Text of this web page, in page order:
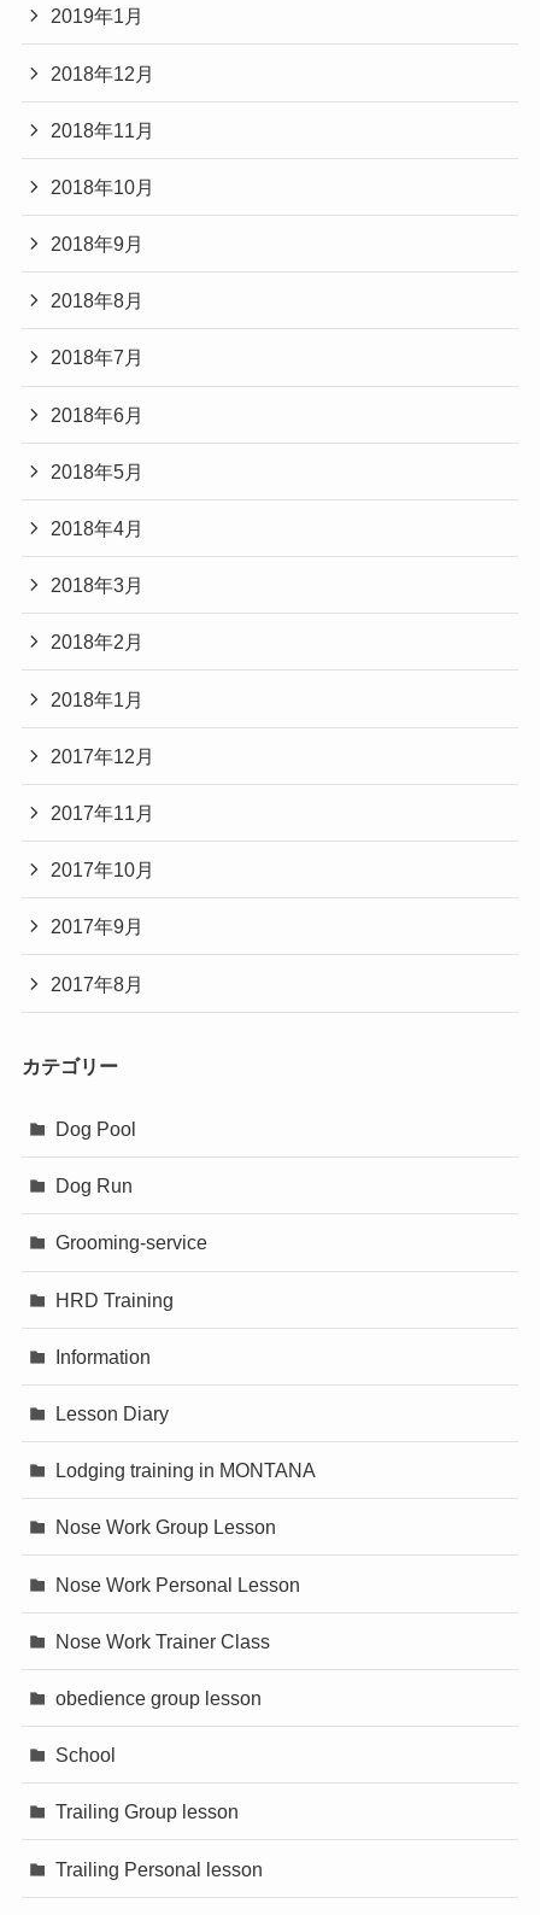
2019年1月
2018年12月
2018年11月
2018年10月
2018年9月
2018年8月
2018年7月
2018年6月
2018年5月
2018年4月
2018年3月
2018年2月
2018年1月
2017年12月
2017年11月
2017年10月
2017年9月
2017年8月
カテゴリー
Dog Pool
Dog Run
Grooming-service
HRD Training
Information
Lesson Diary
Lodging training in MONTANA
Nose Work Group Lesson
Nose Work Personal Lesson
Nose Work Trainer Class
obedience group lesson
School
Trailing Group lesson
Trailing Personal lesson